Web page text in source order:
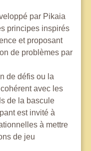
par Pikaia
principes inspirés
et proposant
de problèmes par
de défis ou la
avec les
de la bascule
est invité à
à mettre
de jeu